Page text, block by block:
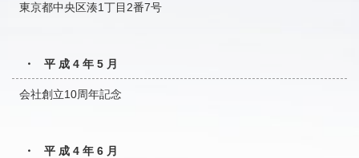
東京都中央区湊1丁目2番7号
・ 平成4年5月
会社創立10周年記念
・ 平成4年6月